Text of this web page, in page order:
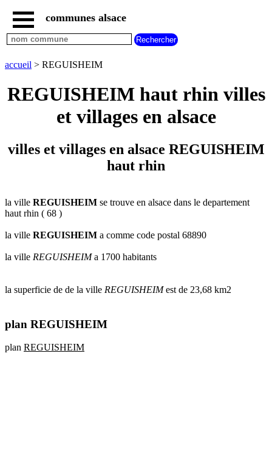
accueil
villes
rhin
commencant
B C D E F
G
L M
N
V
W X Y Z
par
A B C D
H
I J K L M
N
communes alsace
accueil > REGUISHEIM
REGUISHEIM haut rhin villes
et villages en alsace
villes et villages en alsace REGUISHEIM
haut rhin
la ville REGUISHEIM se trouve en alsace dans le departement
haut rhin ( 68 )
la ville REGUISHEIM a comme code postal 68890
la ville REGUISHEIMa 1700 habitants
la superficie de de la ville REGUISHEIMest de 23,68 km2
plan REGUISHEIM
plan REGUISHEIM